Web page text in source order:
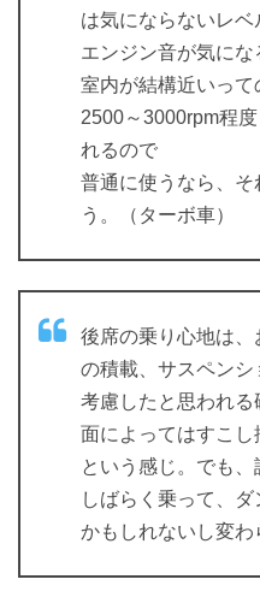
は気にならないレベ
エンジン音が気に
室内が結構近いって
2500～3000rpm程
れるので
普通に使うなら、
う。（ターボ車）
後席の乗り心地は
の積載、サスペン
考慮したと思われ
面によってはすこ
という感じ。でも、
しばらく乗って、
かもしれないし変わ